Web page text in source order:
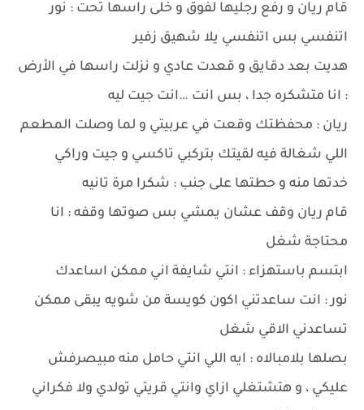
قام ريان و رفع رجليها لفوق و خلى راسها تحت : نور
اتنفسي بس اتنفسي يلا شهيق زفير
هديت بعد دقايق و قعدت عادي و نزلت راسها في الأرض
: انا متشكره جدا ، بس انت …انت جيت ليه
ريان : محفظتك وقعت في عربيتي و لما وصلت المطعم
اللي شغالة فيه لقيتك بتركبي تاكسي و جيت وراكي
خدتها منه و حطتها على جنب : شكرا مرة تانيه
قام ريان وقف عشان يمشي بس صوتها وقفه : انا
محتاجة شغل
ابتسم باستهزاء : انتي شايفة اني ممكن اساعدك
نور : انت ساعدتني اكون كويسة من شويه يبقى ممكن
تساعدني الاقي شغل
بصلها بلامبالاه : ايه اللي انتي حامل منه مبيصرفش
عليكي ، و هتشتغلي ازاي وانتي قريتي تولدي ولا فكراني